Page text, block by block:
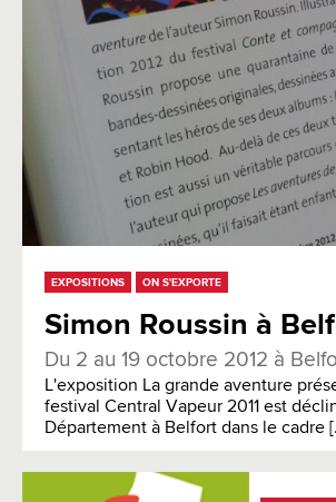
EXPOSITIONS ON S'EXPORTE
Simon Roussin à
Du 2 au 19 octobre 2012 à
L'exposition La grande aventure
festival Central Vapeur 2011 est
Département à Belfort dans le cadre